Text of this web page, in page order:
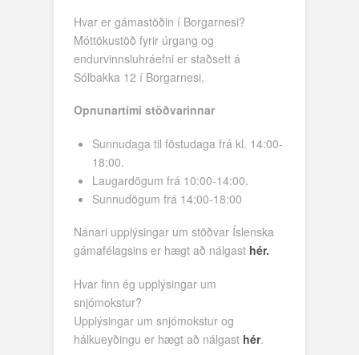
Hvar er gámastöðin í Borgarnesi?
Móttökustöð fyrir úrgang og
endurvinnsluhráefni er staðsett á
Sólbakka 12 í Borgarnesi.
Opnunartími stöðvarinnar
Sunnudaga til föstudaga frá kl. 14:00-
18:00.
Laugardögum frá 10:00-14:00.
Sunnudögum frá 14:00-18:00
Nánari upplýsingar um stöðvar Íslenska
gámafélagsins er hægt að nálgast hér.
Hvar finn ég upplýsingar um
snjómokstur?
Upplýsingar um snjómokstur og
hálkueyðingu er hægt að nálgast hér.